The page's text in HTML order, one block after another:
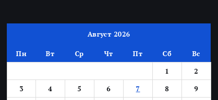
Август 2026
Пн Вт Ср Чт Пт Сб
Вс
1
2
3
4 5 6 7 8
9